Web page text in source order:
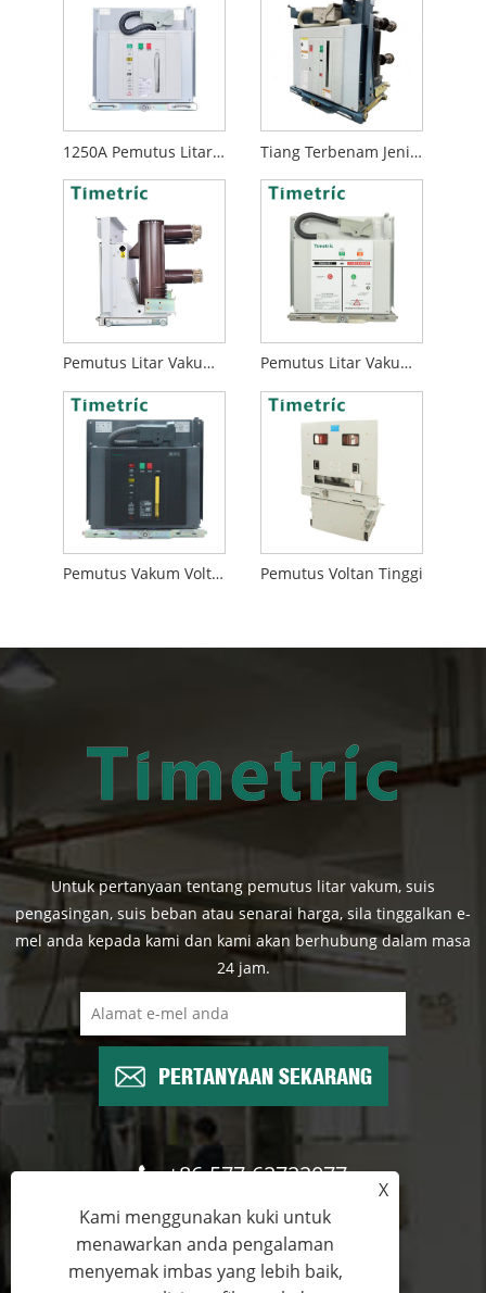
1250A Pemutus Litar Vakum 3 Fasa Tiang Terbenam Jenis VCB
Pemutus Litar Vakum Dipasang Depan Pemutus Litar Vakum 12kv
Pemutus Vakum Voltan Tinggi Pemutus Voltan Tinggi
Untuk pertanyaan tentang pemutus litar vakum, suis
pengasingan, suis beban atau senarai harga, sila tinggalkan e-
mel anda kepada kami dan kami akan berhubung dalam masa
24 jam.
PERTANYAAN SEKARANG
+86-577-62722077
wade@cntimetric.com
X
Kami menggunakan kuki untuk
menawarkan anda pengalaman
menyemak imbas yang lebih baik,